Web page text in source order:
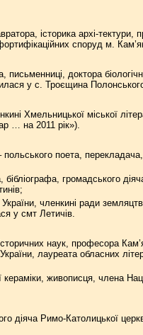
історика архі-тектури,
фортифікаційних споруд м.
доктора
у с. Троєщина
Хмельницької міської
… на 2011 рік»).
поета,
громадського
членкині ради
у смт Летичів.
наук, професора
лауреата обласних
живописця, члена
діяча Римо-Католицької